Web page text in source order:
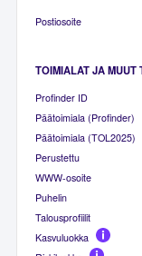
Postiosoite
TOIMIALAT JA MUUT
Profinder ID
Päätoimiala (Profinder)
Päätoimiala (TOL2025)
Perustettu
WWW-osoite
Puhelin
Talousprofiilit
Kasvuluokka